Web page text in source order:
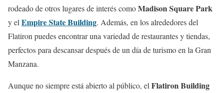
rodeado de otros lugares de interés comoMadison Square Park
y el Empire State Building. Además, en los alrededores del
Flatiron puedes encontrar una variedad de restaurantes y tiendas,
perfectos para descansar después de un día de turismo en la Gran
Manzana.
Aunque no siempre está abierto al público, el Flatiron Building